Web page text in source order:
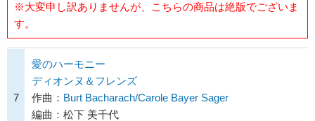
※大変申し訳ありませんが、こちらの商品は絶版でございま
す。
7
愛のハーモニー
ディオンヌ＆フレンズ
作曲： Burt Bacharach/Carole Bayer Sager
編曲：松下 美千代